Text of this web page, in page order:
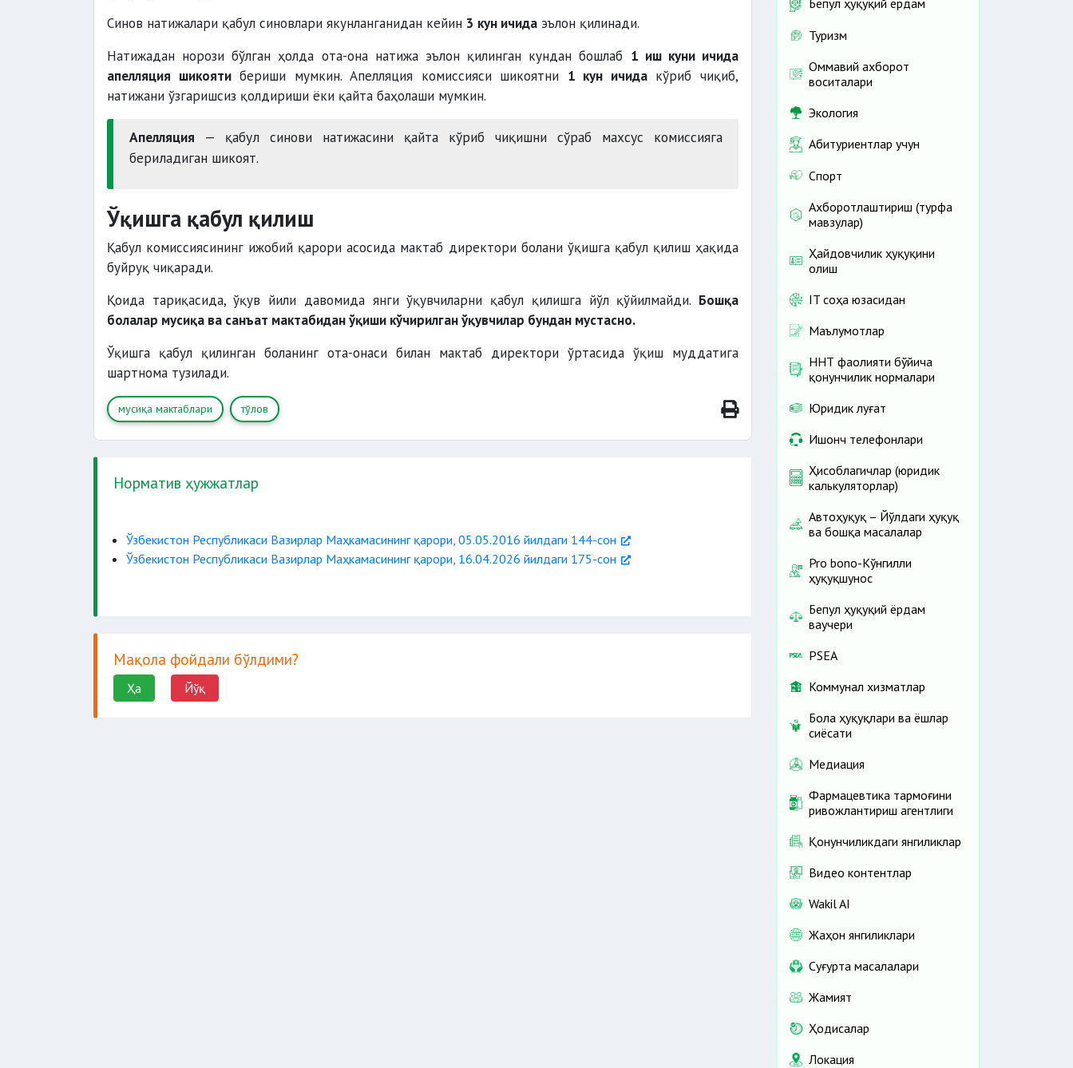
Синов натижалари қабул синовлари якунланганидан кейин 3 кун ичида эълон қилинади.
Натижадан норози бўлган ҳолда ота-она натижа эълон қилинган кундан бошлаб 1 иш куни ичида
апелляция шикоятибериши мумкин. Апелляция комиссияси шикоятни 1 кун ичидакўриб чиқиб,
натижани ўзгаришсиз қолдириши ёки қайта баҳолаши мумкин.
Апелляция — қабул синови натижасини қайта кўриб чиқишни сўраб махсус комиссияга
бериладиган шикоят.
Ўқишга қабул қилиш
Қабул комиссиясининг ижобий қарори асосида мактаб директори болани ўқишга қабул қилиш ҳақида
буйруқ чиқаради.
Қоида тариқасида, ўқув йили давомида янги ўқувчиларни қабул қилишга йўл қўйилмайди. Бошқа
болалар мусиқа ва санъат мактабидан ўқиши кўчирилган ўқувчилар бундан мустасно.
Ўқишга қабул қилинган боланинг ота-онаси билан мактаб директори ўртасида ўқиш муддатига
шартнома тузилади.
мусиқа мактаблари тўлов
Норматив ҳужжатлар
Ўзбекистон Республикаси Вазирлар Маҳкамасининг қарори, 05.05.2016 йилдаги 144-сон
Ўзбекистон Республикаси Вазирлар Маҳкамасининг қарори, 16.04.2026 йилдаги 175-сон
Мақола фойдали бўлдими?
Ҳа Йўқ
Бепул ҳуқуқий ёрдам
Туризм
Оммавий ахборот
воситалари
Экология
Абитуриентлар учун
Спорт
Ахборотлаштириш (турфа
мавзулар)
Ҳайдовчилик ҳуқуқини
олиш
IT соҳа юзасидан
Маълумотлар
ННТ фаолияти бўйича
қонунчилик нормалари
Юридик луғат
Ишонч телефонлари
Ҳисоблагичлар (юридик
калькуляторлар)
Автоҳуқуқ – Йўлдаги ҳуқуқ
ва бошқа масалалар
Pro bono-Кўнгилли
ҳуқуқшунос
Бепул ҳуқуқий ёрдам
ваучери
PSEA
Коммунал хизматлар
Бола ҳуқуқлари ва ёшлар
сиёсати
Медиация
Фармацевтика тармоғини
ривожлантириш агентлиги
Қонунчиликдаги янгиликлар
Видео контентлар
Wakil AI
Жаҳон янгиликлари
Cуғурта масалалари
Жамият
Ҳодисалар
Локация